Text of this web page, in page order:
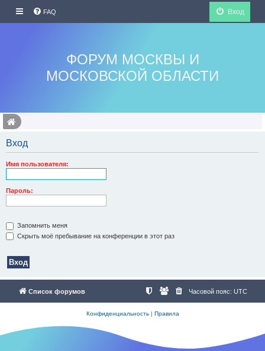
FAQ Вход
ФОРУМ МОСКВЫ И
МОСКОВСКОЙ ОБЛАСТИ
Вход
Имя пользователя:
Пароль:
Запомнить меня
Скрыть моё пребывание на конференции в этот раз
Список форумов Часовой пояс: UTC
Конфиденциальность| Правила